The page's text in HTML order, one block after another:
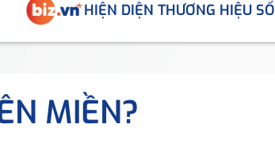
HIỆN DIỆN THƯƠNG HIỆU SỐ
MIỀN?